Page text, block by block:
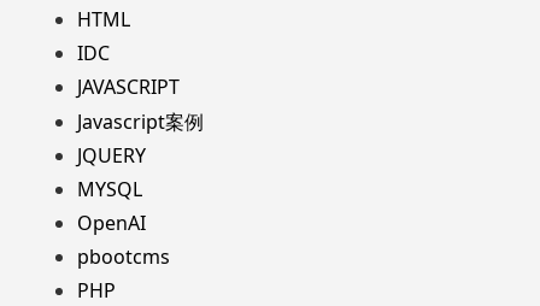
HTML
IDC
JAVASCRIPT
Javascript案例
JQUERY
MYSQL
OpenAI
pbootcms
PHP